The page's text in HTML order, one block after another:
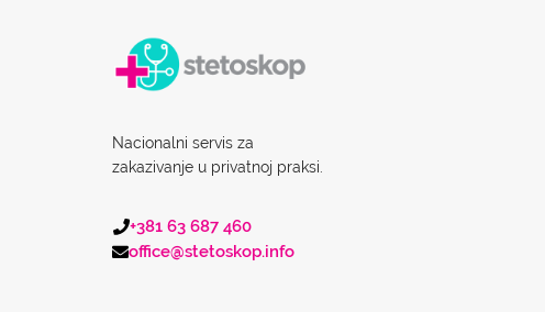
Nacionalni servis za
zakazivanje u privatnoj praksi.
+381 63 687 460
office@stetoskop.info